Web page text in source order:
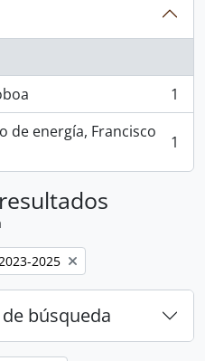
1
de energía, Francisco
1
2025
búsqueda